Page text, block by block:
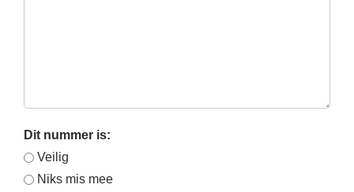
Dit nummer is:
Veilig
Niks mis mee